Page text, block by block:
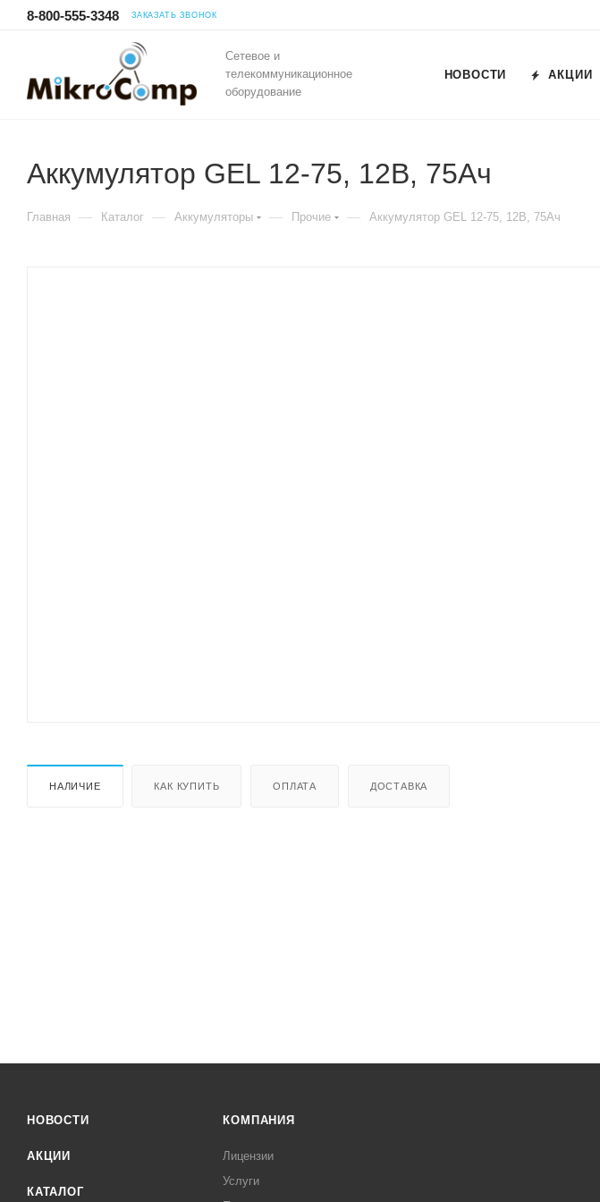
8-800-555-3348 ЗАКАЗАТЬ ЗВОНОК
Сетевое и
телекоммуникационное
оборудование
НОВОСТИ АКЦИИ
Аккумулятор GEL 12-75, 12В, 75Ач
Главная — Каталог — Аккумуляторы — Прочие — Аккумулятор GEL 12-75, 12В, 75Ач
НАЛИЧИЕ КАК КУПИТЬ ОПЛАТА ДОСТАВКА
НОВОСТИ
АКЦИИ
КАТАЛОГ
КОМПАНИЯ
Лицензии
Услуги